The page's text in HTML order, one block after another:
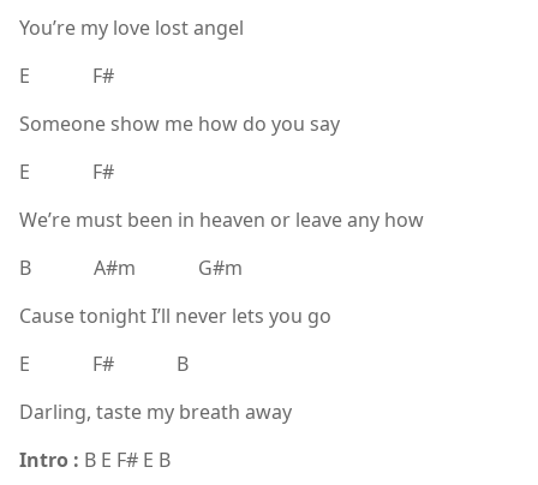
You’re my love lost angel
E F#
Someone show me how do you say
E F#
We’re must been in heaven or leave any how
B A#m G#m
Cause tonight I’ll never lets you go
E F# B
Darling, taste my breath away
Intro : B E F# E B